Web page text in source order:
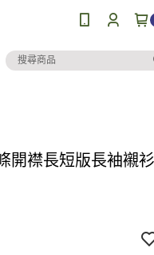
開襟長短版長袖襯衫